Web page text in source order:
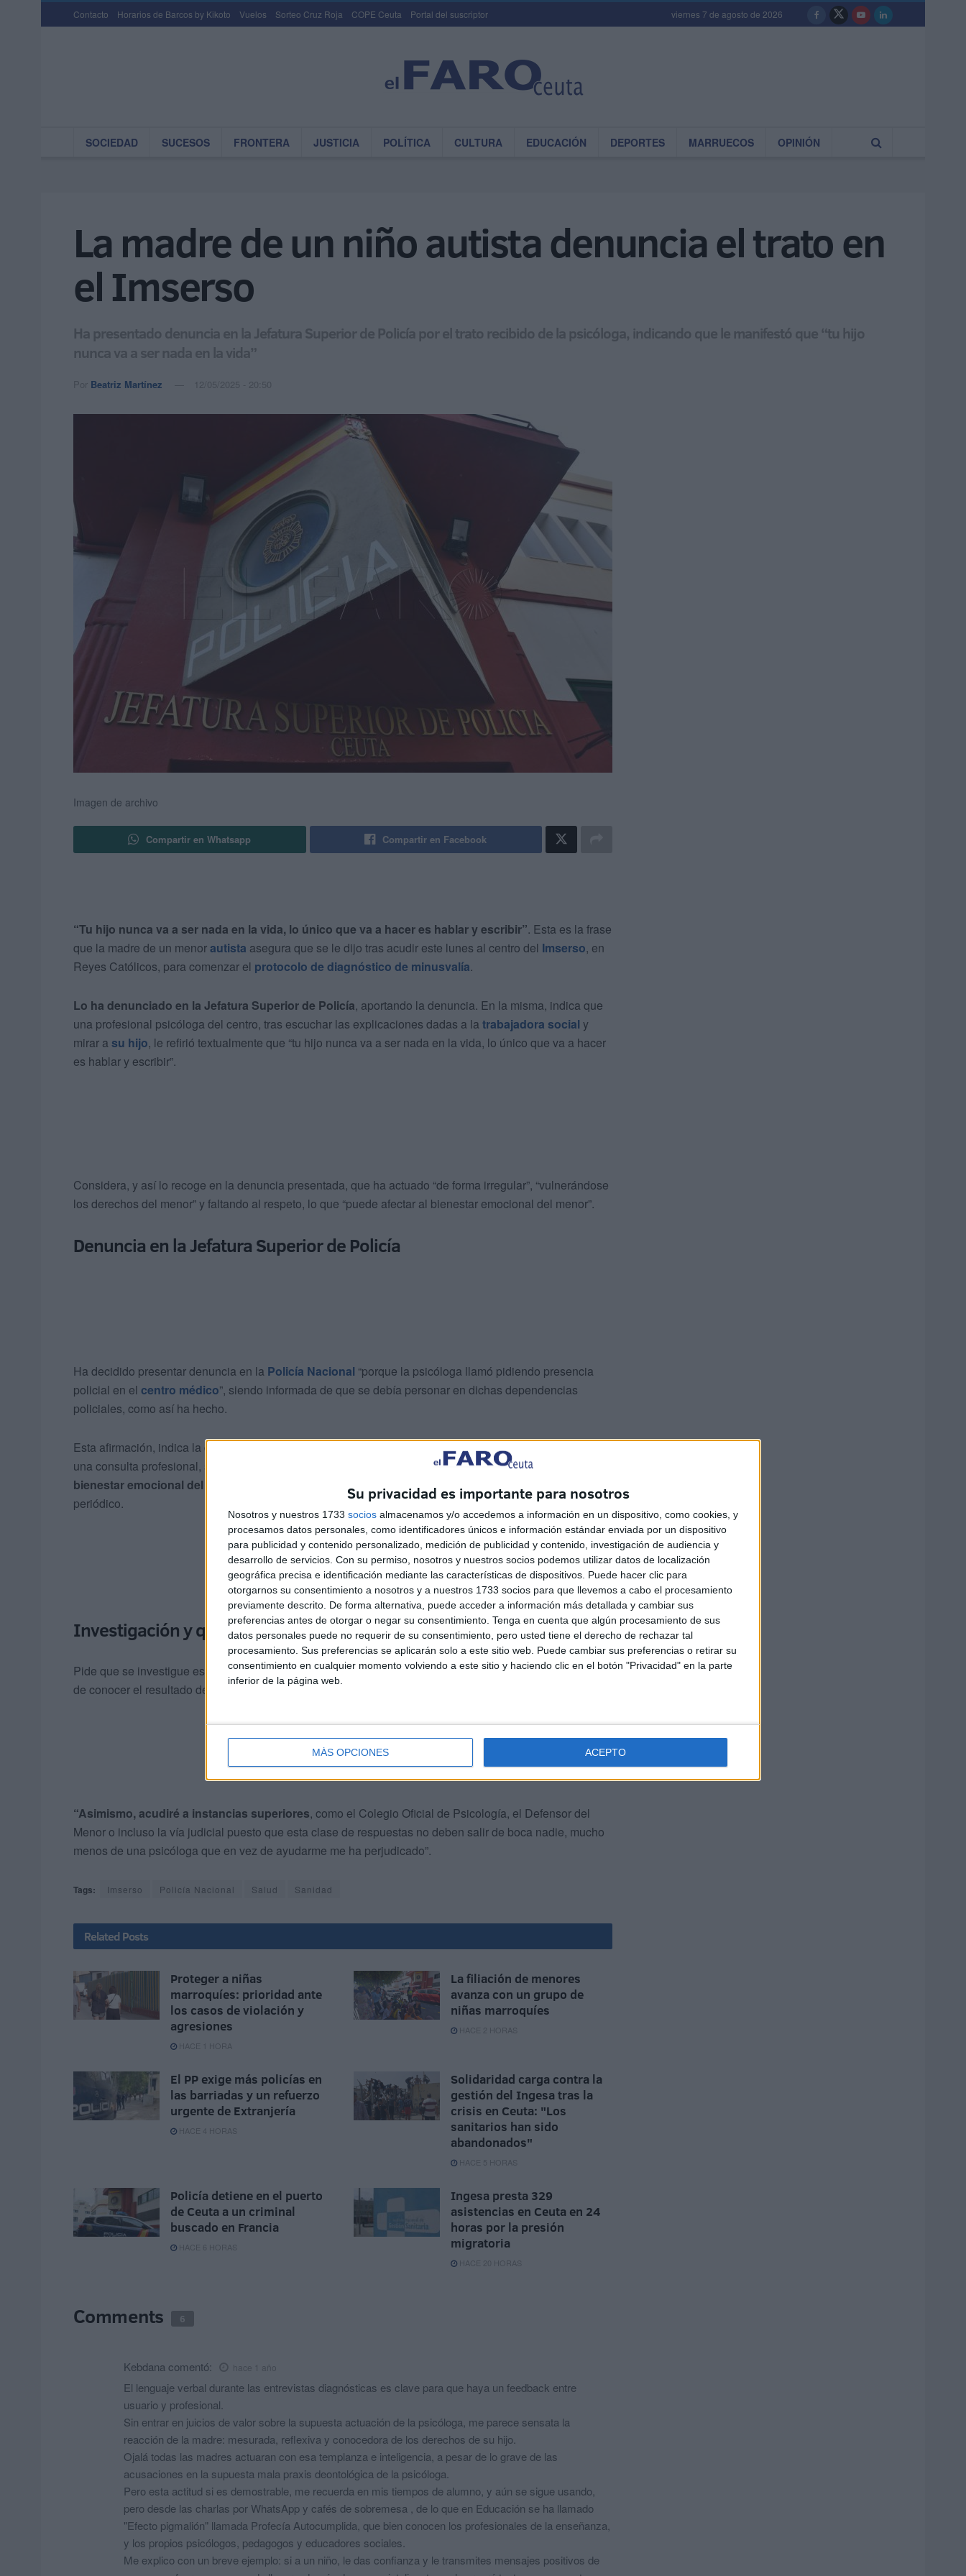
Su privacidad es importante para nosotros
Nosotros y nuestros 1733 socios almacenamos y/o accedemos a información en un dispositivo, como cookies, y
procesamos datos personales, como identificadores únicos e información estándar enviada por un dispositivo
para publicidad y contenido personalizado, medición de publicidad y contenido, investigación de audiencia y
desarrollo de servicios. Con su permiso, nosotros y nuestros socios podemos utilizar datos de localización
geográfica precisa e identificación mediante las características de dispositivos. Puede hacer clic para
otorgarnos su consentimiento a nosotros y a nuestros 1733 socios para que llevemos a cabo el procesamiento
previamente descrito. De forma alternativa, puede acceder a información más detallada y cambiar sus
preferencias antes de otorgar o negar su consentimiento. Tenga en cuenta que algún procesamiento de sus
datos personales puede no requerir de su consentimiento, pero usted tiene el derecho de rechazar tal
procesamiento. Sus preferencias se aplicarán solo a este sitio web. Puede cambiar sus preferencias o retirar su
consentimiento en cualquier momento volviendo a este sitio y haciendo clic en el botón "Privacidad" en la parte
inferior de la página web.
MÁS OPCIONES ACEPTO
Contacto Horarios de Barcos by Kikoto Vuelos Sorteo Cruz Roja COPE Ceuta Portal del suscriptor viernes 7 de agosto de 2026
SOCIEDAD SUCESOS FRONTERA JUSTICIA POLÍTICA CULTURA EDUCACIÓN DEPORTES MARRUECOS OPINIÓN
La madre de un niño autista denuncia el trato en
el Imserso
Ha presentado denuncia en la Jefatura Superior de Policía por el trato recibido de la psicóloga, indicando que le manifestó que “tu hijo
nunca va a ser nada en la vida”
Por Beatriz Martínez 12/05/2025 - 20:50
Imagen de archivo
Compartir en Whatsapp Compartir en Facebook
“Tu hijo nunca va a ser nada en la vida, lo único que va a hacer es hablar y escribir”. Esta es la frase
que la madre de un menorautista asegura que se le dijo tras acudir este lunes al centro del Imserso, en
Reyes Católicos, para comenzar el protocolo de diagnóstico de minusvalía.
Lo ha denunciado en la Jefatura Superior de Policía, aportando la denuncia. En la misma, indica que
una profesional psicóloga del centro, tras escuchar las explicaciones dadas a la trabajadora social y
mirar a su hijo, le refirió textualmente que “tu hijo nunca va a ser nada en la vida, lo único que va a hacer
es hablar y escribir”.
Considera, y así lo recoge en la denuncia presentada, que ha actuado “de forma irregular”, “vulnerándose
los derechos del menor” y faltando al respeto, lo que “puede afectar al bienestar emocional del menor”.
Denuncia en la Jefatura Superior de Policía
Ha decidido presentar denuncia en la Policía Nacional “porque la psicóloga llamó pidiendo presencia
policial en el centro médico”, siendo informada de que se debía personar en dichas dependencias
policiales, como así ha hecho.
Esta afirmación, indica la denunciante, “no solo es profundamente irrespetuosa e impropia en el marco de
una consulta profesional, sino que además
vulnera la ética profesional y puede afectar seriamente al
bienestar emocional del menor y de su familia
”, detalla en la denuncia que ha facilitado a este
periódico.
Investigación y que se tomen medidas
Pide que se investigue este hecho y que se tomen las medidas disciplinarias correspondientes además
de conocer el resultado del proceso.
“Asimismo, acudiré a instancias superiores, como el Colegio Oficial de Psicología, el Defensor del
Menor o incluso la vía judicial puesto que esta clase de respuestas no deben salir de boca nadie, mucho
menos de una psicóloga que en vez de ayudarme me ha perjudicado”.
Tags: Imserso Policía Nacional Salud Sanidad
Related Posts
Proteger a niñas
marroquíes: prioridad ante
los casos de violación y
agresiones
HACE 1 HORA
La filiación de menores
avanza con un grupo de
niñas marroquíes
HACE 2 HORAS
El PP exige más policías en
las barriadas y un refuerzo
urgente de Extranjería
HACE 4 HORAS
Solidaridad carga contra la
gestión del Ingesa tras la
crisis en Ceuta: "Los
sanitarios han sido
abandonados"
HACE 5 HORAS
Policía detiene en el puerto
de Ceuta a un criminal
buscado en Francia
HACE 6 HORAS
Ingesa presta 329
asistencias en Ceuta en 24
horas por la presión
migratoria
HACE 20 HORAS
Comments 6
Kebdana comentó: hace 1 año
El lenguaje verbal durante las entrevistas diagnósticas es clave para que haya un feedback entre
usuario y profesional.
Sin entrar en juicios de valor sobre la supuesta actuación de la psicóloga, me parece sensata la
reacción de la madre: mesurada, reflexiva y conocedora de los derechos de su hijo.
Ojalá todas las madres actuaran con esa templanza e inteligencia, a pesar de lo grave de las
acusaciones en la supuesta mala praxis deontológica de la psicóloga.
Pero esta actitud si es demostrable, me recuerda en mis tiempos de alumno, y aún se sigue usando,
pero desde las charlas por WhatsApp y cafés de sobremesa , de lo que en Educación se ha llamado
"Efecto pigmalión" llamada Profecía Autocumplida, que bien conocen los profesionales de la enseñanza,
y los propios psicólogos, pedagogos y educadores sociales.
Me explico con un breve ejemplo: si a un niño, le das confianza y le transmites mensajes positivos de